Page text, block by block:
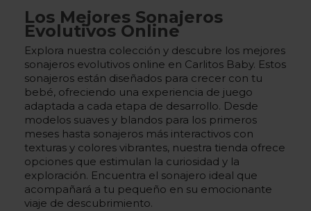
Los Mejores Sonajeros
Evolutivos Online
Explora nuestra colección y descubre los mejores
sonajeros evolutivos online en Carlitos Baby. Estos
sonajeros están diseñados para crecer con tu
bebé, ofreciendo una experiencia de juego
adaptada a cada etapa de desarrollo. Desde
modelos suaves y blandos para los primeros
meses hasta sonajeros más interactivos con
texturas y colores vibrantes, nuestra tienda ofrece
opciones que estimulan la curiosidad y la
exploración. Encuentra el sonajero ideal que
acompañará a tu pequeño en su emocionante
viaje de descubrimiento.